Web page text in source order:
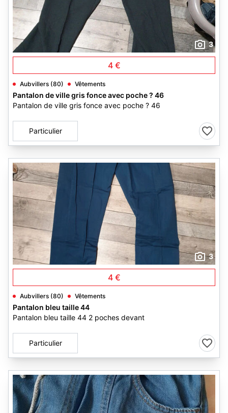
3
4 €
Aubvillers (80) Vêtements
Pantalon de ville gris fonce avec poche ? 46
Pantalon de ville gris fonce avec poche ? 46
Particulier
3
4 €
Aubvillers (80) Vêtements
Pantalon bleu taille 44
Pantalon bleu taille 44 2 poches devant
Particulier